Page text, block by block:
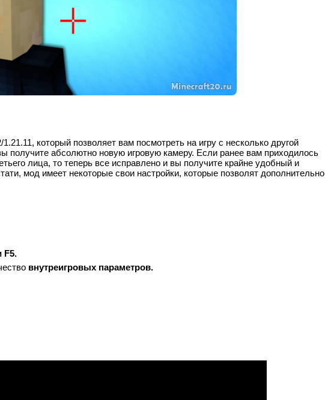
1.21.11, который позволяет вам посмотреть на игру с несколько другой
абсолютно новую игровую камеру. Если ранее вам приходилось
лица, то теперь все исправлено и вы получите крайне удобный и
мод имеет некоторые свои настройки, которые позволят дополнительно
F5.
внутреигровых параметров.